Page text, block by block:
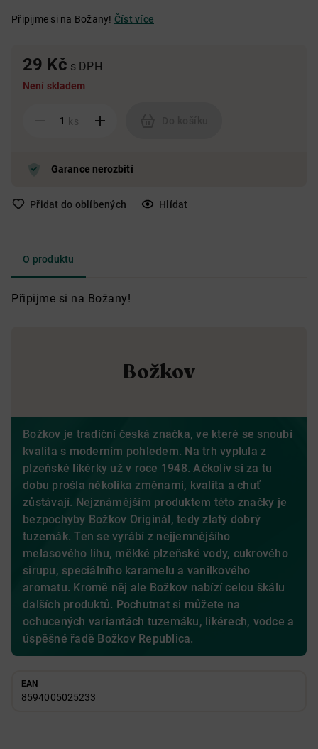
Připijme si na Božany! Číst více
29 Kč s DPH
Není skladem
ks
Garance nerozbití
Přidat do oblíbených Hlídat
O produktu
Připijme si na Božany!
Božkov
Božkov je tradiční česká značka, ve které se snoubí
kvalita s moderním pohledem. Na trh vyplula z
plzeňské likérky už v roce 1948. Ačkoliv si za tu
dobu prošla několika změnami, kvalita a chuť
zůstávají. Nejznámějším produktem této značky je
bezpochyby Božkov Originál, tedy zlatý dobrý
tuzemák. Ten se vyrábí z nejjemnějšího
melasového lihu, měkké plzeňské vody, cukrového
sirupu, speciálního karamelu a vanilkového
aromatu. Kromě něj ale Božkov nabízí celou škálu
dalších produktů. Pochutnat si můžete na
ochucených variantách tuzemáku, likérech, vodce a
úspěšné řadě Božkov Republica.
EAN
8594005025233